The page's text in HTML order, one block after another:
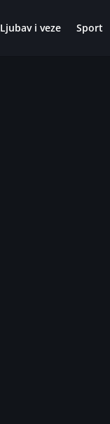
Ljubav i veze Sport